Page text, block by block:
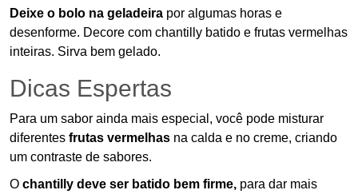
Deixe o bolo na geladeira por algumas horas e
desenforme. Decore com chantilly batido e frutas vermelhas
inteiras. Sirva bem gelado.
Dicas Espertas
Para um sabor ainda mais especial, você pode misturar
diferentes frutas vermelhas na calda e no creme, criando
um contraste de sabores.
O chantilly deve ser batido bem firme, para dar mais